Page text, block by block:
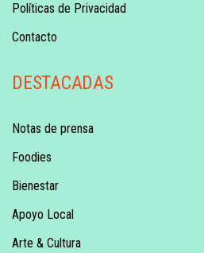
Políticas de Privacidad
Contacto
DESTACADAS
Notas de prensa
Foodies
Bienestar
Apoyo Local
Arte & Cultura